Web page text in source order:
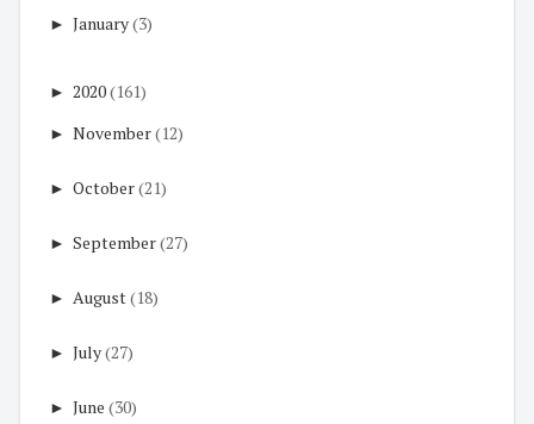
► January(3)
► 2020(161)
► November(12)
► October(21)
► September(27)
► August(18)
► July(27)
► June (30)